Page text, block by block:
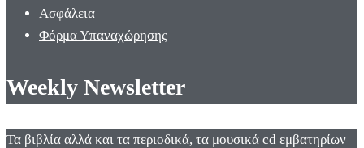
Ασφάλεια
Φόρμα Υπαναχώρησης
Weekly Newsletter
Τα βιβλία αλλά και τα περιοδικά, τα μουσικά cd εμβατηρίων